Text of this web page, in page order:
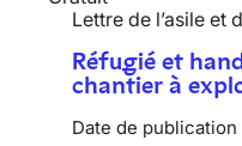
Lettre de l’asile et
Réfugié et
chantier à
Date de publication